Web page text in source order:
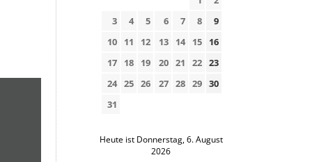
3
4 5 6 7 8
9
10
11 12 13 14 15
16
17
18 19 20 21 22 23
24 25 26 27 28 29 30
31
Heute ist Donnerstag, 6. August
2026